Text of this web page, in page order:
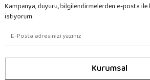
Kampanya, duyuru, bilgilendirmelerden e-posta
istiyorum.
Kurumsal